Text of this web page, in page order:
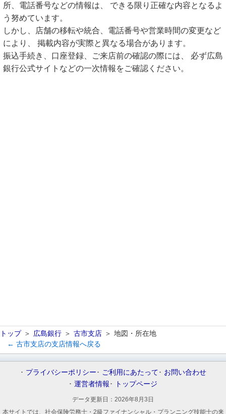
所、電話番号などの情報は、 できる限り正確な内容となるよ
う努めています。
しかし、店舗の移転や統合、電話番号や営業時間の変更など
により、 掲載内容が実際と異なる場合があります。
振込手続き、口座登録、ご来店前の確認の際には、 必ず広島
銀行公式サイトなどの一次情報をご確認ください。
トップ 広島銀行 古市支店
地図・所在地
← 古市支店の支店情報へ戻る
プライバシーポリシー ご利用にあたって
お問い合わせ
運営者情報
トップページ
データ更新日： 2026年8月3日
本サイトでは、社会保険労務士・2級ファイナンシャル・プランニング技能士の来